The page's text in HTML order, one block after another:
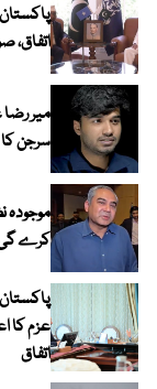
اتفاق،
میر
سرجن
موجودہ
کرے
عزم کا
اتفاق